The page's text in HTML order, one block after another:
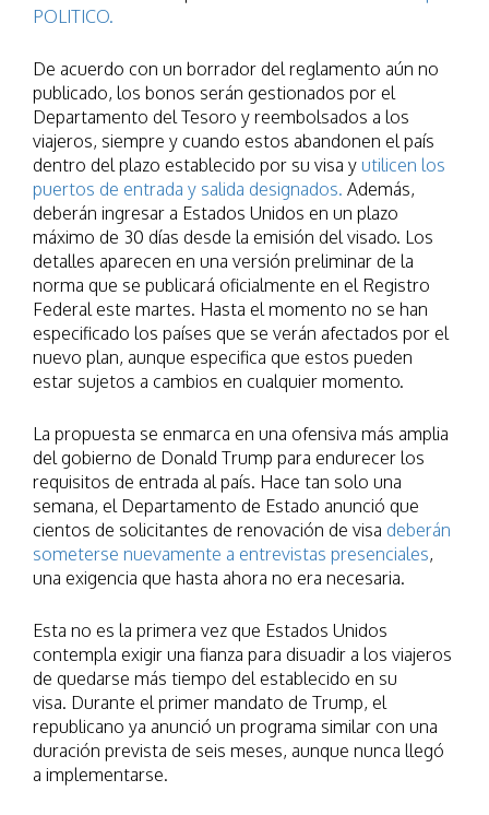
POLITICO.
De acuerdo con un borrador del reglamento aún no
publicado, los bonos serán gestionados por el
Departamento del Tesoro y reembolsados a los
viajeros, siempre y cuando estos abandonen el país
dentro del plazo establecido por su visa y utilicen los
puertos de entrada y salida designados. Además,
deberán ingresar a Estados Unidos en un plazo
máximo de 30 días desde la emisión del visado. Los
detalles aparecen en una versión preliminar de la
norma que se publicará oficialmente en el Registro
Federal este martes. Hasta el momento no se han
especificado los países que se verán afectados por el
nuevo plan, aunque especifica que estos pueden
estar sujetos a cambios en cualquier momento.
La propuesta se enmarca en una ofensiva más amplia
del gobierno de Donald Trump para endurecer los
requisitos de entrada al país. Hace tan solo una
semana, el Departamento de Estado anunció que
cientos de solicitantes de renovación de visa deberán
someterse nuevamente a entrevistas presenciales,
una exigencia que hasta ahora no era necesaria.
Esta no es la primera vez que Estados Unidos
contempla exigir una fianza para disuadir a los viajeros
de quedarse más tiempo del establecido en su
visa. Durante el primer mandato de Trump, el
republicano ya anunció un programa similar con una
duración prevista de seis meses, aunque nunca llegó
a implementarse.